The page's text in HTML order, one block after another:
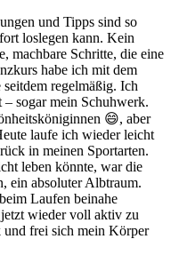
und Tipps sind so
loslegen kann. Kein
machbare Schritte, die eine
habe ich mit dem
regelmäßig. Ich
sogar mein Schuhwerk.
😄, aber
laufe ich wieder leicht
in meinen Sportarten.
leben könnte, war die
ein absoluter Albtraum.
Laufen beinahe
wieder voll aktiv zu
und frei sich mein Körper